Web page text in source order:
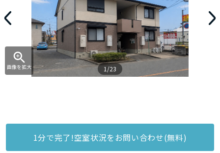
画像を拡大 1/23
1分で完了!空室状況をお問い合わせ(無料)